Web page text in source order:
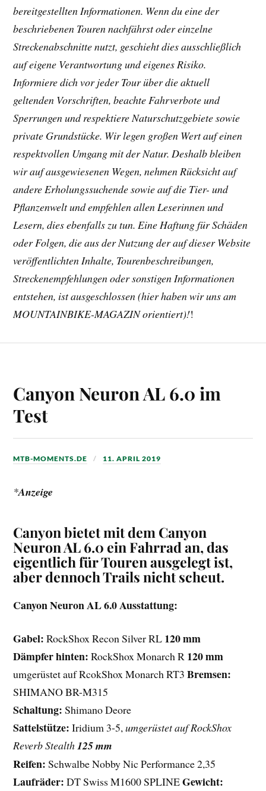
bereitgestellten Informationen. Wenn du eine der
beschriebenen Touren nachfährst oder einzelne
Streckenabschnitte nutzt, geschieht dies ausschließlich
auf eigene Verantwortung und eigenes Risiko.
Informiere dich vor jeder Tour über die aktuell
geltenden Vorschriften, beachte Fahrverbote und
Sperrungen und respektiere Naturschutzgebiete sowie
private Grundstücke. Wir legen großen Wert auf einen
respektvollen Umgang mit der Natur. Deshalb bleiben
wir auf ausgewiesenen Wegen, nehmen Rücksicht auf
andere Erholungssuchende sowie auf die Tier- und
Pflanzenwelt und empfehlen allen Leserinnen und
Lesern, dies ebenfalls zu tun. Eine Haftung für Schäden
oder Folgen, die aus der Nutzung der auf dieser Website
veröffentlichten Inhalte, Tourenbeschreibungen,
Streckenempfehlungen oder sonstigen Informationen
entstehen, ist ausgeschlossen (hier haben wir uns am
MOUNTAINBIKE-MAGAZIN orientiert)!!
Canyon Neuron AL 6.0 im
Test
MTB-MOMENTS.DE 11. APRIL 2019
*Anzeige
Canyon bietet mit dem Canyon
Neuron AL 6.0 ein Fahrrad an, das
eigentlich für Touren ausgelegt ist,
aber dennoch Trails nicht scheut.
Canyon Neuron AL 6.0 Ausstattung:
Gabel:RockShox Recon Silver RL 120 mm
Dämpfer hinten: RockShox Monarch R 120 mm
umgerüstet auf RcokShox Monarch RT3Bremsen:
SHIMANO BR-M315
Schaltung: Shimano Deore
Sattelstütze: Iridium 3-5,umgerüstet auf RockShox
Reverb Stealth125 mm
Reifen: Schwalbe Nobby Nic Performance 2,35
Laufräder: DT Swiss M1600 SPLINEGewicht: